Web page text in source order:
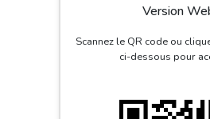
Version
Scannez le QR code ou
ci-dessous pour